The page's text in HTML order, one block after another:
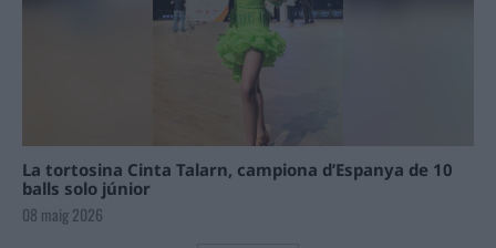
La tortosina Cinta Talarn, campiona d’Espanya de 10
balls solo júnior
08 maig 2026